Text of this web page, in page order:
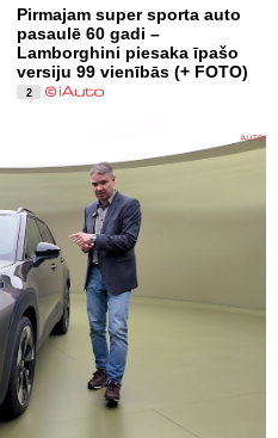
Pirmajam super sporta auto
pasaulē 60 gadi –
Lamborghini piesaka īpašo
versiju 99 vienībās (+ FOTO)
2